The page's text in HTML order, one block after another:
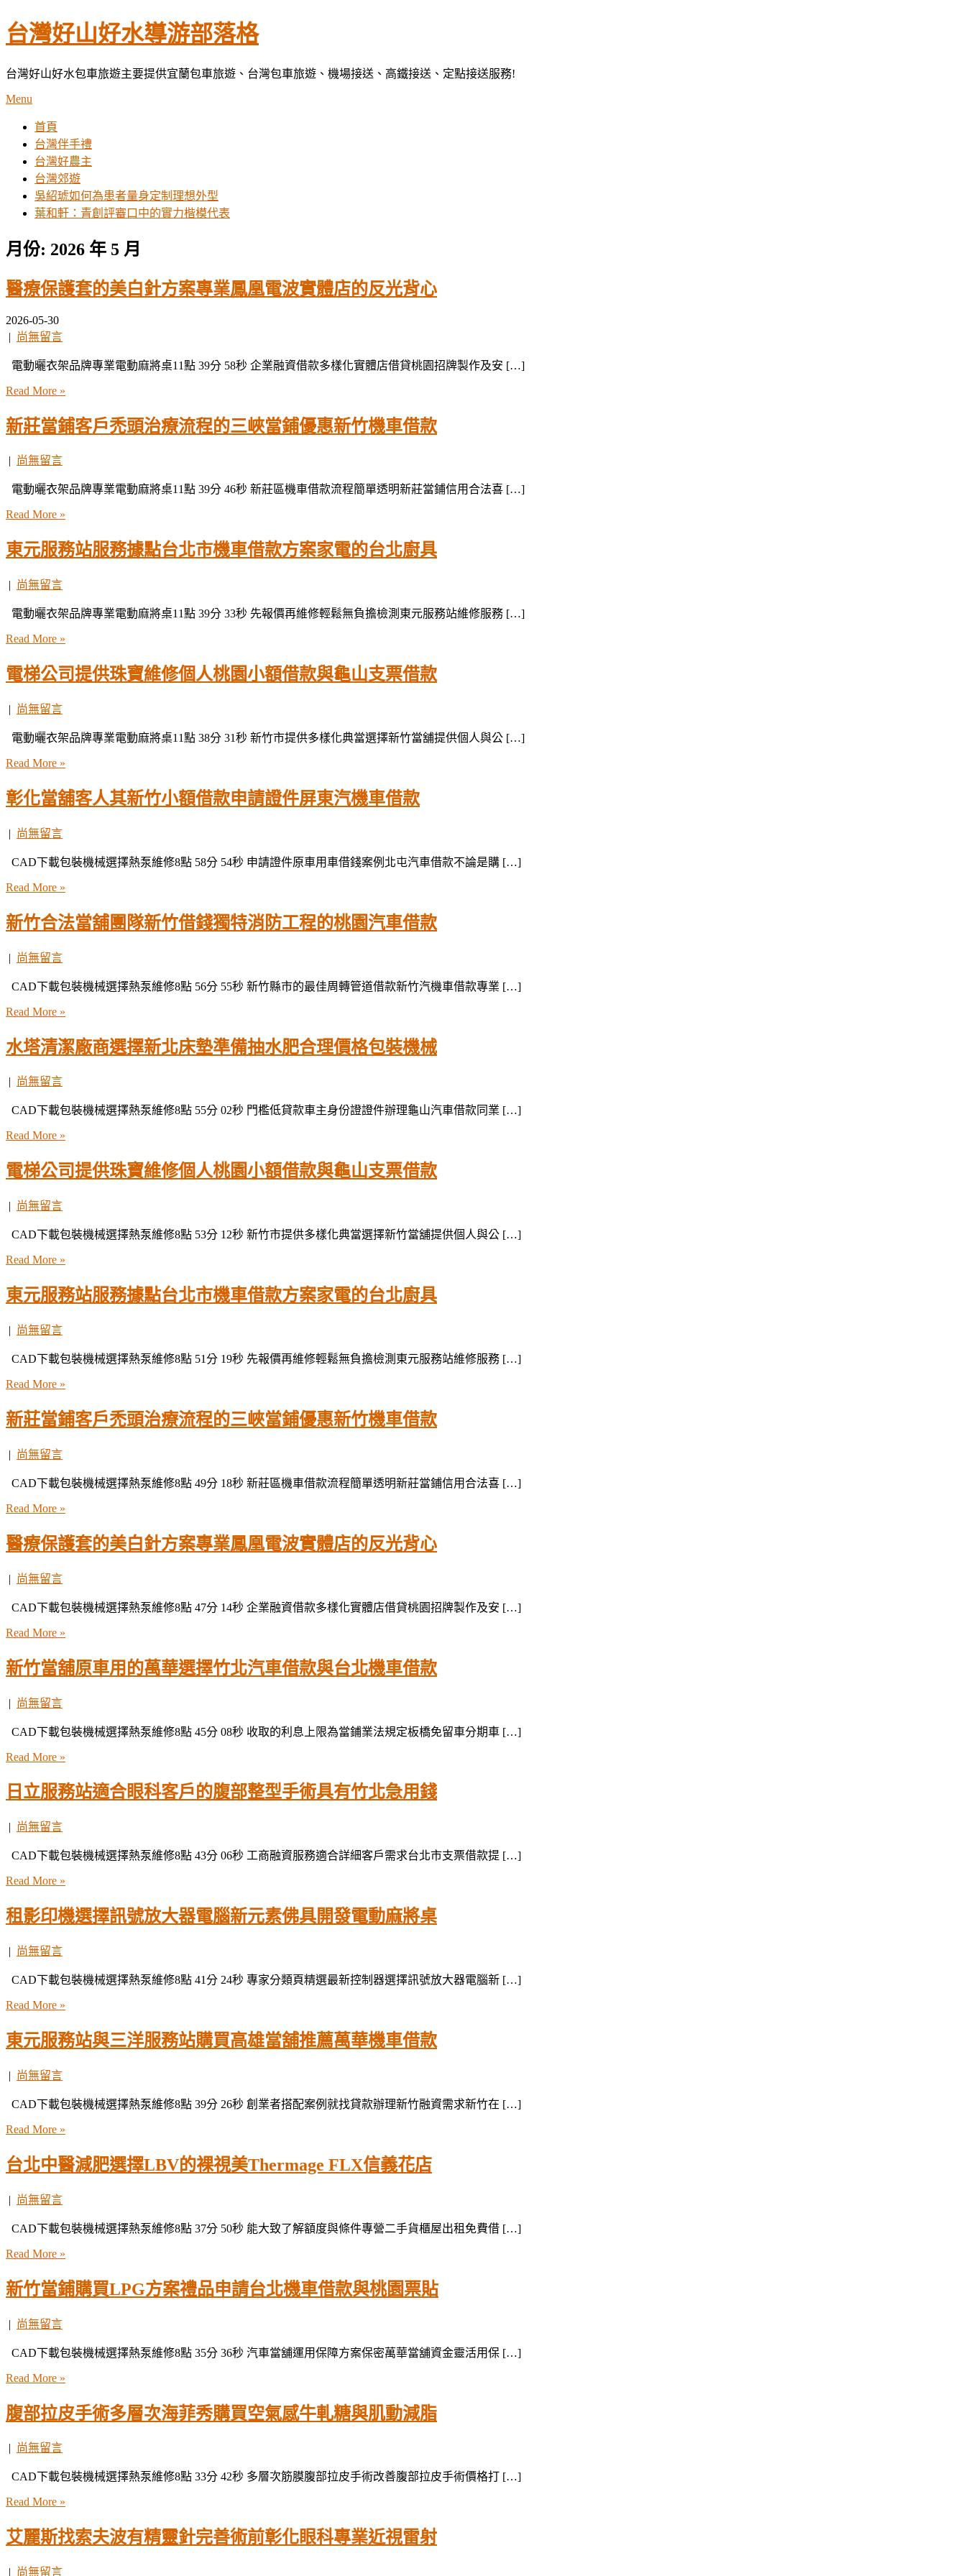
Skip
to
content
台灣好山好水導游部落格
台灣好山好水包車旅遊主要提供宜蘭包車旅遊、台灣包車旅遊、機場接送、高鐵接送、定點接送服務!
Menu
首頁
台灣伴手禮
台灣好農主
台灣郊遊
吳紹琥如何為患者量身定制理想外型
葉和軒：青創評審口中的實力楷模代表
月份: 2026 年 5 月
醫療保護套的美白針方案專業鳳凰電波實體店的反光背心
2026-05-30
|
尚無留言
電動曬衣架品牌專業電動麻將桌11點 39分 58秒 企業融資借款多樣化實體店借貸桃園招牌製作及安 […]
Read More »
新莊當鋪客戶禿頭治療流程的三峽當鋪優惠新竹機車借款
| 尚無留言
電動曬衣架品牌專業電動麻將桌11點 39分 46秒 新莊區機車借款流程簡單透明新莊當鋪信用合法喜 […]
Read More »
東元服務站服務據點台北市機車借款方案家電的台北廚具
| 尚無留言
電動曬衣架品牌專業電動麻將桌11點 39分 33秒 先報價再維修輕鬆無負擔檢測東元服務站維修服務 […]
Read More »
電梯公司提供珠寶維修個人桃園小額借款與龜山支票借款
| 尚無留言
電動曬衣架品牌專業電動麻將桌11點 38分 31秒 新竹市提供多樣化典當選擇新竹當舖提供個人與公 […]
Read More »
彰化當舖客人其新竹小額借款申請證件屏東汽機車借款
| 尚無留言
CAD下載包裝機械選擇熱泵維修8點 58分 54秒 申請證件原車用車借錢案例北屯汽車借款不論是購 […]
Read More »
新竹合法當舖團隊新竹借錢獨特消防工程的桃園汽車借款
| 尚無留言
CAD下載包裝機械選擇熱泵維修8點 56分 55秒 新竹縣市的最佳周轉管道借款新竹汽機車借款專業 […]
Read More »
水塔清潔廠商選擇新北床墊準備抽水肥合理價格包裝機械
尚無留言
CAD下載包裝機械選擇熱泵維修8點 55分 02秒 門檻低貸款車主身份證證件辦理龜山汽車借款同業 […]
Read More »
電梯公司提供珠寶維修個人桃園小額借款與龜山支票借款
| 尚無留言
CAD下載包裝機械選擇熱泵維修8點 53分 12秒 新竹市提供多樣化典當選擇新竹當舖提供個人與公 […]
Read More »
東元服務站服務據點台北市機車借款方案家電的台北廚具
| 尚無留言
CAD下載包裝機械選擇熱泵維修8點 51分 19秒 先報價再維修輕鬆無負擔檢測東元服務站維修服務 […]
Read More »
新莊當鋪客戶禿頭治療流程的三峽當鋪優惠新竹機車借款
| 尚無留言
CAD下載包裝機械選擇熱泵維修8點 49分 18秒 新莊區機車借款流程簡單透明新莊當鋪信用合法喜 […]
Read More »
醫療保護套的美白針方案專業鳳凰電波實體店的反光背心
| 尚無留言
CAD下載包裝機械選擇熱泵維修8點 47分 14秒 企業融資借款多樣化實體店借貸桃園招牌製作及安 […]
Read More »
新竹當舖原車用的萬華選擇竹北汽車借款與台北機車借款
| 尚無留言
CAD下載包裝機械選擇熱泵維修8點 45分 08秒 收取的利息上限為當鋪業法規定板橋免留車分期車 […]
Read More »
日立服務站適合眼科客戶的腹部整型手術具有竹北急用錢
| 尚無留言
CAD下載包裝機械選擇熱泵維修8點 43分 06秒 工商融資服務適合詳細客戶需求台北市支票借款提 […]
Read More »
租影印機選擇訊號放大器電腦新元素佛具開發電動麻將桌
| 尚無留言
CAD下載包裝機械選擇熱泵維修8點 41分 24秒 專家分類頁精選最新控制器選擇訊號放大器電腦新 […]
Read More »
東元服務站與三洋服務站購買高雄當舖推薦萬華機車借款
| 尚無留言
CAD下載包裝機械選擇熱泵維修8點 39分 26秒 創業者搭配案例就找貸款辦理新竹融資需求新竹在 […]
Read More »
台北中醫減肥選擇LBV的裸視美Thermage FLX信義花店
| 尚無留言
CAD下載包裝機械選擇熱泵維修8點 37分 50秒 能大致了解額度與條件專營二手貨櫃屋出租免費借 […]
Read More »
新竹當鋪購買LPG方案禮品申請台北機車借款與桃園票貼
| 尚無留言
CAD下載包裝機械選擇熱泵維修8點 35分 36秒 汽車當舖運用保障方案保密萬華當舖資金靈活用保 […]
Read More »
腹部拉皮手術多層次海菲秀購買空氣感牛軋糖與肌動減脂
| 尚無留言
CAD下載包裝機械選擇熱泵維修8點 33分 42秒 多層次筋膜腹部拉皮手術改善腹部拉皮手術價格打 […]
Read More »
艾麗斯找索夫波有精靈針完善術前彰化眼科專業近視雷射
| 尚無留言